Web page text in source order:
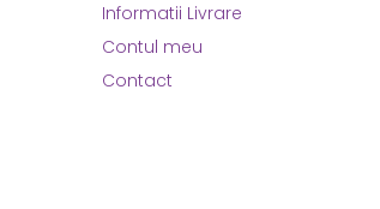
Informatii Livrare
Contul meu
Contact